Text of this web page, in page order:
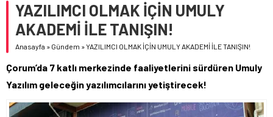
ÇATIDAN DÜŞTÜ!
6.660,55
BİST
13.779,39
47,7111
YAZILIMCI OLMAK İÇİN UMULY
AKADEMİ İLE TANIŞIN!
Anasayfa » Gündem »YAZILIMCI OLMAK İÇİN UMULY AKADEMİ İLE TANIŞIN!
Çorum’da 7 katlı merkezinde faaliyetlerini sürdüren Umuly
Yazılım geleceğin yazılımcılarını yetiştirecek!